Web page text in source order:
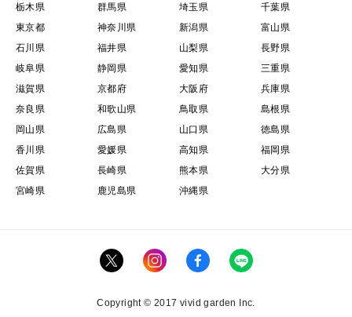
栃木県
群馬県 埼玉県
千葉県
東京都
神奈川県 新潟県
富山県
石川県
福井県 山梨県
長野県
岐阜県
静岡県 愛知県
三重県
滋賀県
京都府 大阪府
兵庫県
奈良県
和歌山県 鳥取県
島根県
岡山県
広島県 山口県
徳島県
香川県
愛媛県 高知県
福岡県
佐賀県
長崎県 熊本県
大分県
宮崎県
鹿児島県 沖縄県
Copyright © 2017 vivid garden Inc.